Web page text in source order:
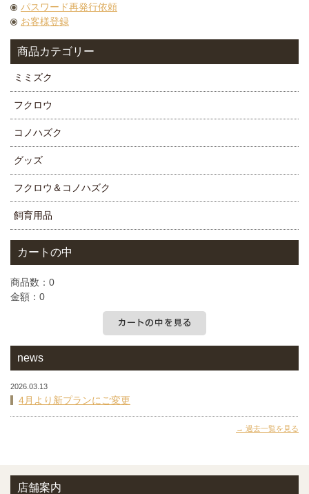
パスワード再発行依頼
お客様登録
商品カテゴリー
ミミズク
フクロウ
コノハズク
グッズ
フクロウ＆コノハズク
飼育用品
カートの中
商品数：0
金額：0
news
2026.03.13
4月より新プランにご変更
過去一覧を見る
店舗案内